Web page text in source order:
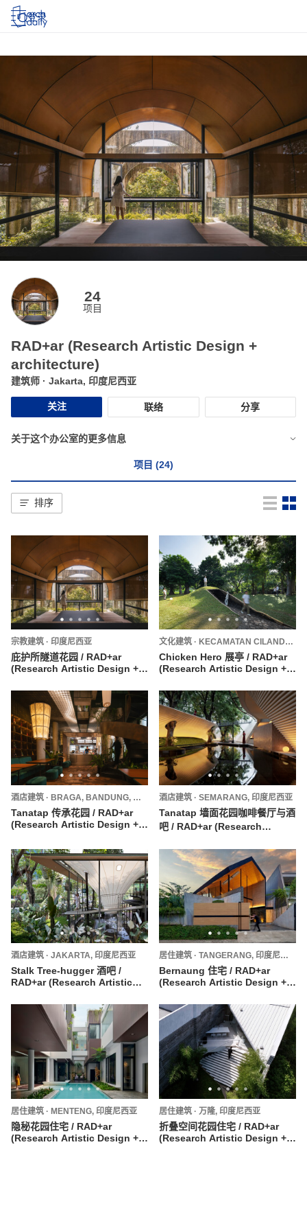
登录
24
项目
RAD+ar (Research Artistic Design +
architecture)
建筑师 · Jakarta, 印度尼西亚
关注 联络 分享
关于这个办公室的更多信息
项目 (24)
排序
宗教建筑 · 印度尼西亚
庇护所隧道花园 / RAD+ar
(Research Artistic Design +
文化建筑 · KECAMATAN CILANDAK,
Chicken Hero 展亭 / RAD+ar
(Research Artistic Design +
酒店建筑 · BRAGA, BANDUNG, 印度尼西亚
Tanatap 传承花园 / RAD+ar
(Research Artistic Design +
酒店建筑 · SEMARANG, 印度尼西亚
Tanatap 墙面花园咖啡餐厅与酒
吧 / RAD+ar (Research
architecture)
酒店建筑 · JAKARTA, 印度尼西亚
Stalk Tree-hugger 酒吧 /
RAD+ar (Research Artistic
居住建筑 · TANGERANG, 印度尼西亚
Bernaung 住宅 / RAD+ar
(Research Artistic Design +
居住建筑 · MENTENG, 印度尼西亚
隐秘花园住宅 / RAD+ar
(Research Artistic Design +
居住建筑 · 万隆, 印度尼西亚
折叠空间花园住宅 / RAD+ar
(Research Artistic Design +